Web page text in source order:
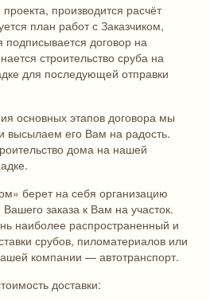
производится расчёт
план работ с Заказчиком,
подписывается договор на
строительство сруба на
для последующей отправки
основных этапов договора мы
высылаем его Вам на радость.
дома на нашей
берет на себя организацию
Вашего заказа к Вам на участок.
наиболее распространенный и
срубов, пиломатериалов или
компании — автотранспорт.
доставки: